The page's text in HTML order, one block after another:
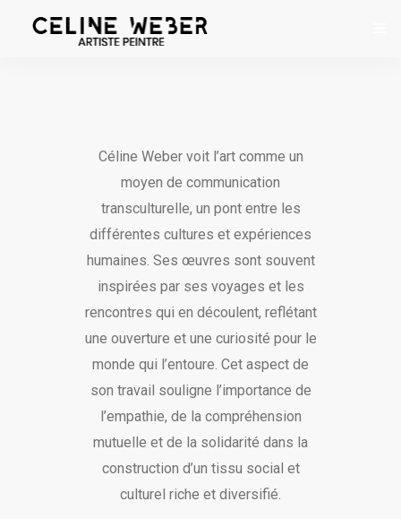
Céline Weber voit l’art comme un
moyen de communication
transculturelle, un pont entre les
différentes cultures et expériences
humaines. Ses œuvres sont souvent
inspirées par ses voyages et les
rencontres qui en découlent, reflétant
une ouverture et une curiosité pour le
monde qui l’entoure. Cet aspect de
son travail souligne l’importance de
l’empathie, de la compréhension
mutuelle et de la solidarité dans la
construction d’un tissu social et
culturel riche et diversifié.